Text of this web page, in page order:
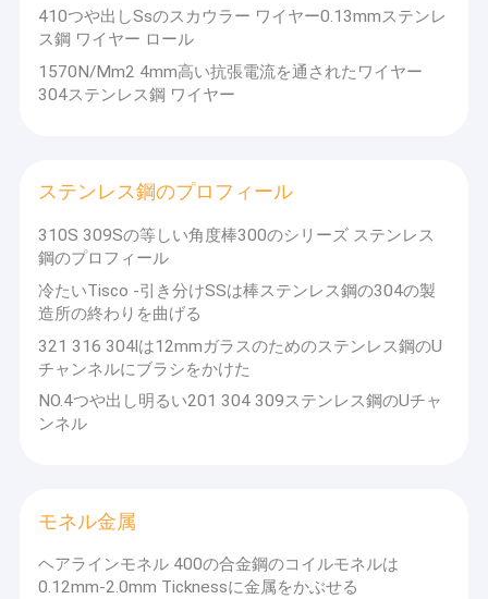
ビデオ
工場 ツアー
連絡 ください
引金 を 求め て ください
冷間圧延されたステンレス鋼 シート
つや出しのステンレス鋼の版
ステンレス鋼の棒
410つや出しSsのスカウラー ワイヤー0.13mmステンレ
ス鋼 ワイヤー ロール
1570N/Mm2 4mm高い抗張電流を通されたワイヤー
304ステンレス鋼 ワイヤー
ステンレス鋼のプロフィール
310S 309Sの等しい角度棒300のシリーズ ステンレス
鋼のプロフィール
冷たいTisco -引き分けSSは棒ステンレス鋼の304の製
造所の終わりを曲げる
321 316 304lは12mmガラスのためのステンレス鋼のU
チャンネルにブラシをかけた
NO.4つや出し明るい201 304 309ステンレス鋼のUチャ
ンネル
モネル金属
ヘアラインモネル 400の合金鋼のコイルモネルは
0.12mm-2.0mm Ticknessに金属をかぶせる
他のプロダクトのための大きい記憶域がある。私達の会社はステ
ンレス鋼 シート、ステンレス鋼のコイル、ステンレス鋼のストリ
ップ、ステンレス鋼の管、角度棒、角形材、中国南部のフラット
バーの製造者である。ステンレス鋼材料のために、私達は質を保
証し、価格が魅力的であることを保障する。ステンレス鋼の原料
供給してもいく、私達があなたのために作り出してもいいコイル
は100mmである。私達の協同の会社は50人の従業員によって
また水準線、200,000トンの年間生産量の1つのスリッターの3つ
の大規模がある。私達のプロダクトは厳密な質の点検を経たり、
の工場に来るために合致する。私達は私達の顧客を助けるために
全力を救う費用を尽くす。江蘇Tisco Techonology Co、株式会社
は信頼できる質、オン・タイム配達、専門職業的業務を提供し、
私達の哲学は私達の顧客とのお互いに有利な状況を達成し、協同
の長期友好的な関係を維持することである。